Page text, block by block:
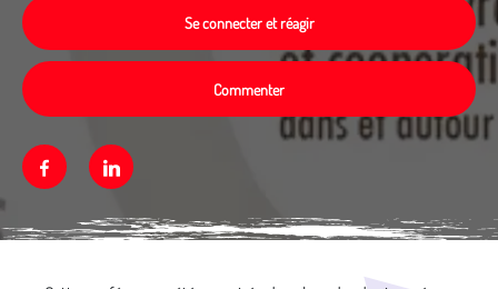
Se connecter et réagir
Commenter
FacebookLinkedin